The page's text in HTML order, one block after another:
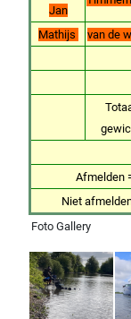
Jan
Mathijs van de
Afmelden
Niet
Foto Gallery